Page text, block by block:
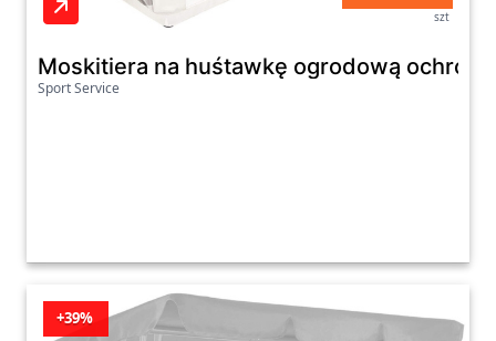
szt
Moskitiera na huśtawkę ogrodową
Sport Service
+39%